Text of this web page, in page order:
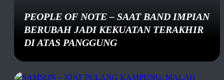
PEOPLE OF NOTE – SAAT BAND IMPIAN
BERUBAH JADI KEKUATAN TERAKHIR
DI ATAS PANGGUNG